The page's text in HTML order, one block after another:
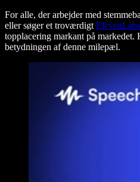
For alle, der arbejder med
eller søger et troværdigt ElevenLabs
topplacering markant på markedet.
betydningen af denne milepæl.